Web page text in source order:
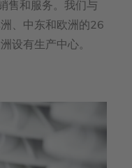
售和服务。我们与
、中东和欧洲的26
设有生产中心。